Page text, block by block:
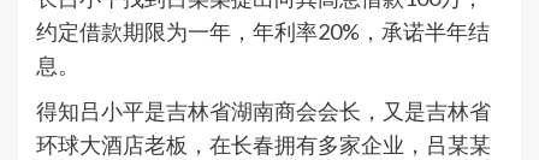
约定借款期限为一年，年利率20%，承诺半年结
息。
得知吕小平是吉林省湖南商会会长，又是吉林省
环球大酒店老板，在长春拥有多家企业，吕某某